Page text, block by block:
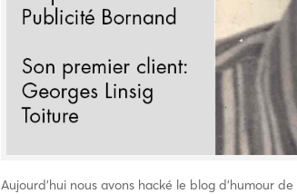
Aujourd’hui nous avons hacké le blog d’humour